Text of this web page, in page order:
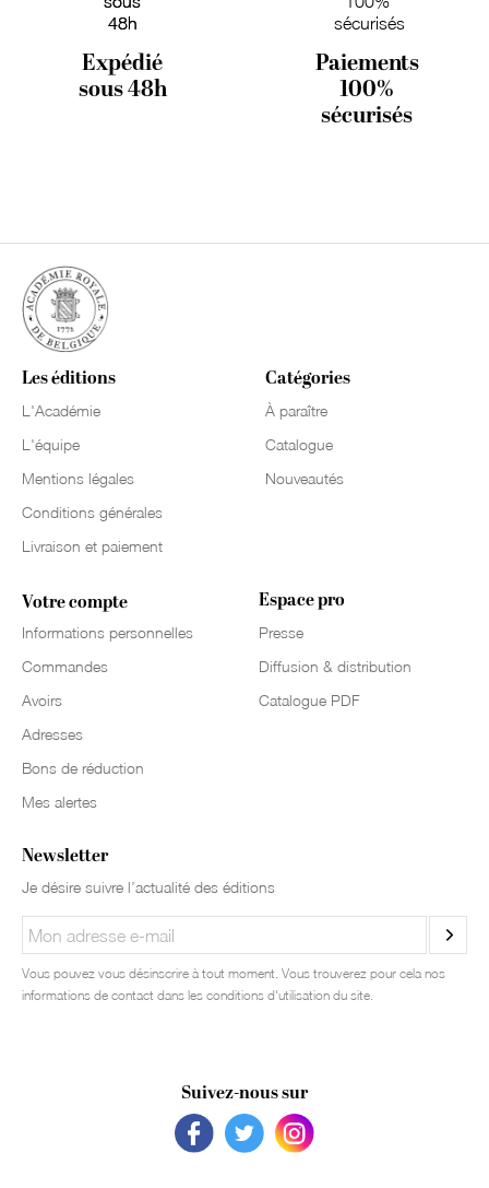
Expédié
sous 48h
Paiements
100%
sécurisés
Les éditions
L'Académie
L'équipe
Mentions légales
Conditions générales
Livraison et paiement
Catégories
À paraître
Catalogue
Nouveautés
Votre compte
Informations personnelles
Commandes
Avoirs
Adresses
Bons de réduction
Mes alertes
Espace pro
Presse
Diffusion & distribution
Catalogue PDF
Newsletter
Je désire suivre l’actualité des éditions
Vous pouvez vous désinscrire à tout moment. Vous trouverez pour cela nos
informations de contact dans les conditions d'utilisation du site.
Suivez-nous sur